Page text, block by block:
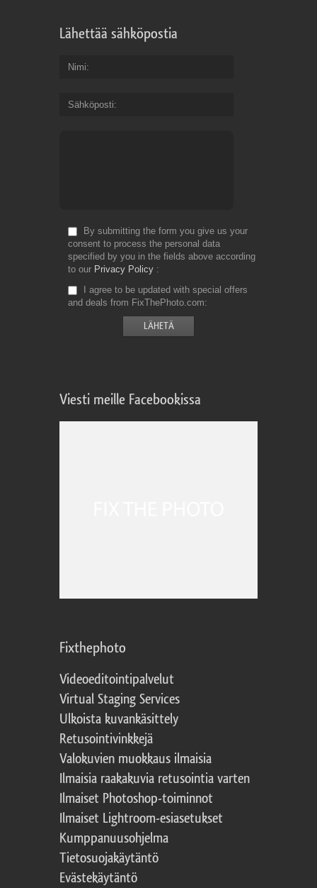
Lähettää sähköpostia
Nimi
Sähköposti
By submitting the form you give us your
consent to process the personal data
specified by you in the fields above according
to our Privacy Policy
I agree to be updated with special offers
and deals from FixThePhoto.com
Viesti meille Facebookissa
Fixthephoto
Videoeditointipalvelut
Virtual Staging Services
Ulkoista kuvankäsittely
Retusointivinkkejä
Valokuvien muokkaus ilmaisia
Ilmaisia raakakuvia retusointia varten
Ilmaiset Photoshop-toiminnot
Ilmaiset Lightroom-esiasetukset
Kumppanuusohjelma
Tietosuojakäytäntö
Evästekäytäntö